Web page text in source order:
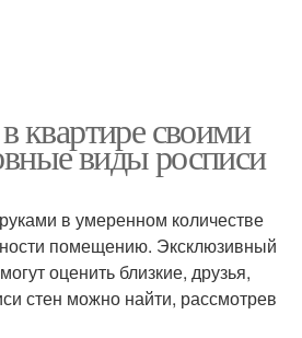
квартире своими
виды росписи
в умеренном количестве
помещению. Эксклюзивный
оценить близкие, друзья,
стен можно найти, рассмотрев